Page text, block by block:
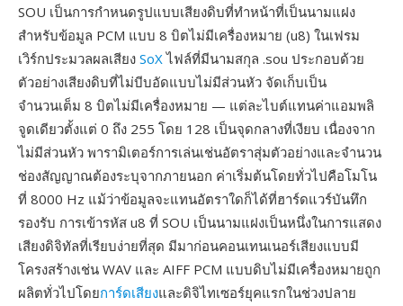
SOU เป็นการกำหนดรูปแบบเสียงดิบที่ทำหน้าที่เป็นนามแฝง
สำหรับข้อมูล PCM แบบ 8 บิตไม่มีเครื่องหมาย (u8) ในเฟรม
เวิร์กประมวลผลเสียง SoXไฟล์ที่มีนามสกุล .sou ประกอบด้วย
ตัวอย่างเสียงดิบที่ไม่บีบอัดแบบไม่มีส่วนหัว จัดเก็บเป็น
จำนวนเต็ม 8 บิตไม่มีเครื่องหมาย — แต่ละไบต์แทนค่าแอมพลิ
จูดเดียวตั้งแต่ 0 ถึง 255 โดย 128 เป็นจุดกลางที่เงียบ เนื่องจาก
ไม่มีส่วนหัว พารามิเตอร์การเล่นเช่นอัตราสุ่มตัวอย่างและจำนวน
ช่องสัญญาณต้องระบุจากภายนอก ค่าเริ่มต้นโดยทั่วไปคือโมโน
ที่ 8000 Hz แม้ว่าข้อมูลจะแทนอัตราใดก็ได้ที่ฮาร์ดแวร์บันทึก
รองรับ การเข้ารหัส u8 ที่ SOU เป็นนามแฝงเป็นหนึ่งในการแสดง
เสียงดิจิทัลที่เรียบง่ายที่สุด มีมาก่อนคอนเทนเนอร์เสียงแบบมี
โครงสร้างเช่น WAV และ AIFF PCM แบบดิบไม่มีเครื่องหมายถูก
ผลิตทั่วไปโดยการ์ดเสียงและดิจิไทเซอร์ยุคแรกในช่วงปลาย